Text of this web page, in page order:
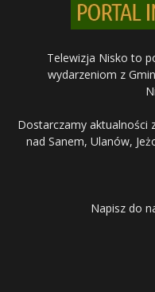
Telewizja Nisko to
wydarzeniom z
Dostarczamy aktualności
nad Sanem, Ulanów,
Napisz do